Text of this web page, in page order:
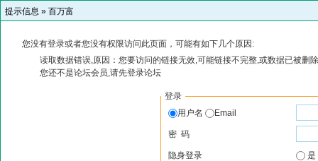
提示信息 » 百万富
您没有登录或者您没有权限访问此页面，可能有如下几个原因:
读取数据错误,原因：您要访问的链接无效,可能链接不完整,或数据已被删
您还不是论坛会员,请先登录论坛
登录
用户名
Email
密 码
隐身登录